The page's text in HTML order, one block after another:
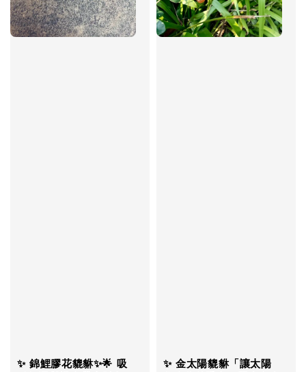
✨ 錦鯉膠花貔貅✨🌟 吸
✨ 金太陽貔貅「讓太陽